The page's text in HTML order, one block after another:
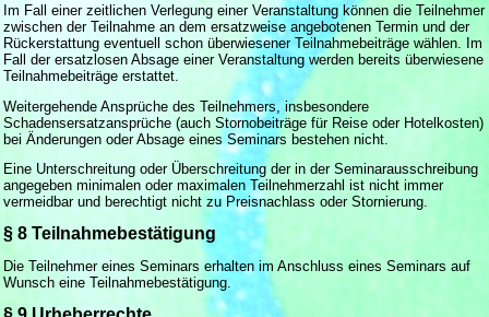
Im Fall einer zeitlichen Verlegung einer Veranstaltung können die Teilnehmer
zwischen der Teilnahme an dem ersatzweise angebotenen Termin und der
Rückerstattung eventuell schon überwiesener Teilnahmebeiträge wählen. Im
Fall der ersatzlosen Absage einer Veranstaltung werden bereits überwiesene
Teilnahmebeiträge erstattet.
Weitergehende Ansprüche des Teilnehmers, insbesondere
Schadensersatzansprüche (auch Stornobeiträge für Reise oder Hotelkosten)
bei Änderungen oder Absage eines Seminars bestehen nicht.
Eine Unterschreitung oder Überschreitung der in der Seminarausschreibung
angegeben minimalen oder maximalen Teilnehmerzahl ist nicht immer
vermeidbar und berechtigt nicht zu Preisnachlass oder Stornierung.
§ 8 Teilnahmebestätigung
Die Teilnehmer eines Seminars erhalten im Anschluss eines Seminars auf
Wunsch eine Teilnahmebestätigung.